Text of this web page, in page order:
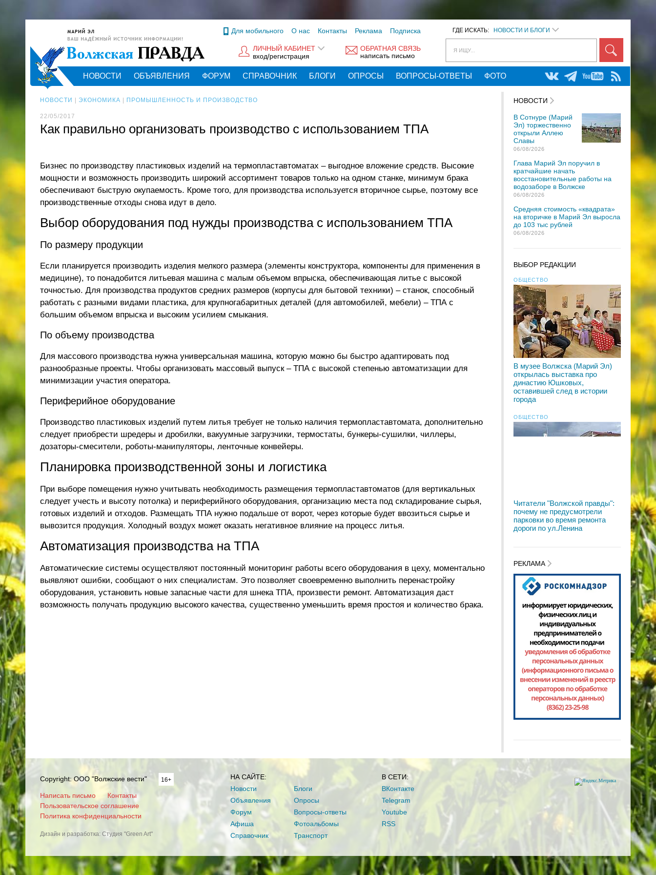
ГДЕ ИСКАТЬ: НОВОСТИ И БЛОГИ
Я ИЩУ...
Для мобильного О нас Контакты Реклама Подписка
ОБРАТНАЯ СВЯЗЬ
написать письмо
ЛИЧНЫЙ КАБИНЕТ
вход/регистрация
НОВОСТИ ОБЪЯВЛЕНИЯ ФОРУМ СПРАВОЧНИК БЛОГИ ОПРОСЫ ВОПРОСЫ-ОТВЕТЫ ФОТО
НОВОСТИ ЭКОНОМИКА ПРОМЫШЛЕННОСТЬ И ПРОИЗВОДСТВО
22/05/2017
Как правильно организовать производство с использованием ТПА
Бизнес по производству пластиковых изделий на термопластавтоматах – выгодное вложение средств. Высокие
мощности и возможность производить широкий ассортимент товаров только на одном станке, минимум брака
обеспечивают быструю окупаемость. Кроме того, для производства используется вторичное сырье, поэтому все
производственные отходы снова идут в дело.
Выбор оборудования под нужды производства с использованием ТПА
По размеру продукции
Если планируется производить изделия мелкого размера (элементы конструктора, компоненты для применения в
медицине), то понадобится литьевая машина с малым объемом впрыска, обеспечивающая литье с высокой
точностью. Для производства продуктов средних размеров (корпусы для бытовой техники) – станок, способный
работать с разными видами пластика, для крупногабаритных деталей (для автомобилей, мебели) – ТПА с
большим объемом впрыска и высоким усилием смыкания.
По объему производства
Для массового производства нужна универсальная машина, которую можно бы быстро адаптировать под
разнообразные проекты. Чтобы организовать массовый выпуск – ТПА с высокой степенью автоматизации для
минимизации участия оператора.
Периферийное оборудование
Производство пластиковых изделий путем литья требует не только наличия термопластавтомата, дополнительно
следует приобрести шредеры и дробилки, вакуумные загрузчики, термостаты, бункеры-сушилки, чиллеры,
дозаторы-смесители, роботы-манипуляторы, ленточные конвейеры.
Планировка производственной зоны и логистика
При выборе помещения нужно учитывать необходимость размещения термопластавтоматов (для вертикальных
следует учесть и высоту потолка) и периферийного оборудования, организацию места под складирование сырья,
готовых изделий и отходов. Размещать ТПА нужно подальше от ворот, через которые будет ввозиться сырье и
вывозится продукция. Холодный воздух может оказать негативное влияние на процесс литья.
Автоматизация производства на ТПА
Автоматические системы осуществляют постоянный мониторинг работы всего оборудования в цеху, моментально
выявляют ошибки, сообщают о них специалистам. Это позволяет своевременно выполнить перенастройку
оборудования, установить новые запасные части для шнека ТПА, произвести ремонт. Автоматизация даст
возможность получать продукцию высокого качества, существенно уменьшить время простоя и количество брака.
НОВОСТИ
В Сотнуре (Марий
Эл) торжественно
открыли Аллею
Славы
06/08/2026
Глава Марий Эл поручил в
кратчайшие начать
восстановительные работы на
водозаборе в Волжске
06/08/2026
Средняя стоимость «квадрата»
на вторичке в Марий Эл выросла
до 103 тыс рублей
06/08/2026
ВЫБОР РЕДАКЦИИ
ОБЩЕСТВО
В музее Волжска (Марий Эл)
открылась выставка про
династию Юшковых,
оставившей след в истории
города
ОБЩЕСТВО
Читатели "Волжской правды":
почему не предусмотрели
парковки во время ремонта
дороги по ул.Ленина
РЕКЛАМА
Copyright: ООО "Волжские вести" 16+
Написать письмо
Контакты
Пользовательское соглашение
Политика конфиденциальности
Дизайн и разработка: Студия "Green Art"
НА САЙТЕ:
Новости
Объявления
Форум
Афиша
Справочник
Блоги
Опросы
Вопросы-ответы
Фотоальбомы
Транспорт
В СЕТИ:
ВКонтакте
Telegram
Youtube
RSS